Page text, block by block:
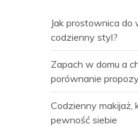
Jak prostownica do
codzienny styl?
Zapach w domu a
porównanie
Codzienny makijaż,
pewność siebie